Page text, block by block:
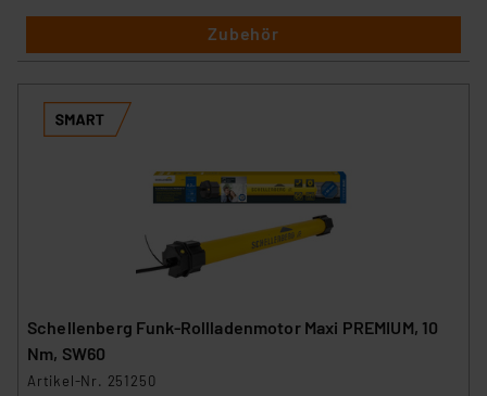
Zubehör
Schellenberg Funk-Rollladenmotor Maxi PREMIUM, 10
Nm, SW60
Artikel-Nr. 251250